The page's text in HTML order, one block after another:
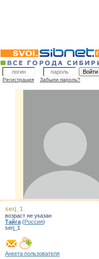
Регистрация Забыли пароль?
serj_1
возраст не указан
Тайга (Россия)
serj_1
Анкета пользователя